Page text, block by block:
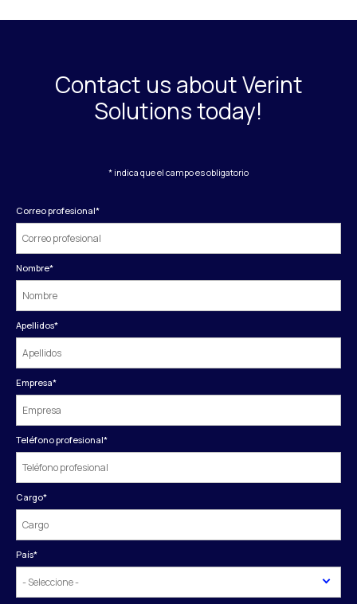
Contact us about Verint
Solutions today!
* indica que el campo es obligatorio
Correo profesional*
Nombre*
Apellidos*
Empresa*
Teléfono profesional*
Cargo*
País*